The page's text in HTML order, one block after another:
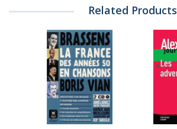
Related Products